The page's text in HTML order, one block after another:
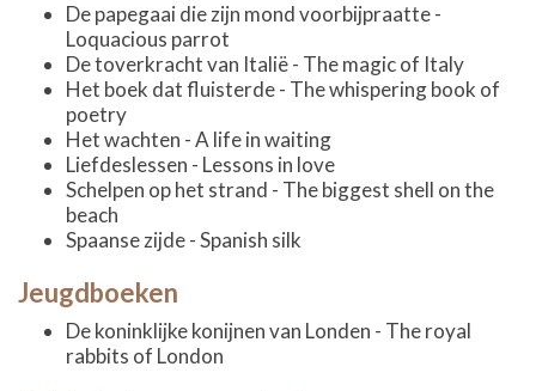
De papegaai die zijn mond voorbijpraatte -
Loquacious parrot
De toverkracht van Italië - The magic of Italy
Het boek dat fluisterde - The whispering book of
poetry
Het wachten - A life in waiting
Liefdeslessen - Lessons in love
Schelpen op het strand - The biggest shell on the
beach
Spaanse zijde - Spanish silk
Jeugdboeken
De koninklijke konijnen van Londen - The royal
rabbits of London